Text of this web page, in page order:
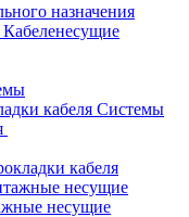
назначения
Кабеленесущие
Системы
кабеля
несущие